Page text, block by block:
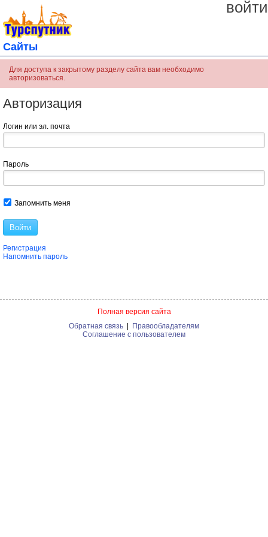
войти
Сайты
Для доступа к закрытому разделу сайта вам необходимо
авторизоваться.
Авторизация
Логин или эл. почта
Пароль
Запомнить меня
Войти
Регистрация
Напомнить пароль
Полная версия сайта
Обратная связь | Правообладателям
Соглашение с пользователем